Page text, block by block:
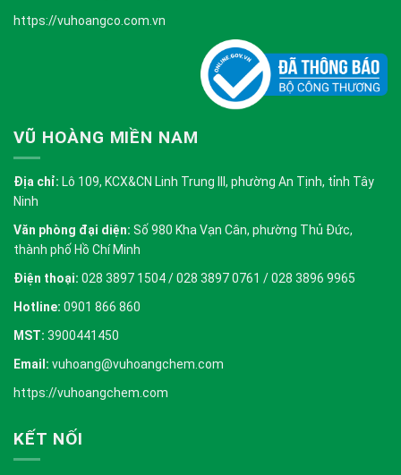
https://vuhoangco.com.vn
VŨ HOÀNG MIỀN NAM
Địa chỉ: Lô 109, KCX&CN Linh Trung III, phường An Tịnh, tỉnh Tây
Ninh
Văn phòng đại diện: Số 980 Kha Vạn Cân, phường Thủ Đức,
thành phố Hồ Chí Minh
Điện thoại: 028 3897 1504 / 028 3897 0761 / 028 3896 9965
Hotline: 0901 866 860
MST: 3900441450
Email: vuhoang@vuhoangchem.com
https://vuhoangchem.com
KẾT NỐI